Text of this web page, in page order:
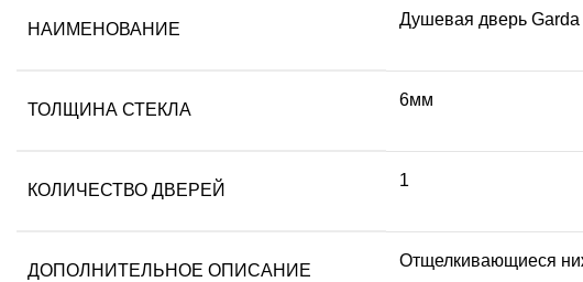
НАИМЕНОВАНИЕ
Душевая дверь Garda
ТОЛЩИНА СТЕКЛА
6мм
КОЛИЧЕСТВО ДВЕРЕЙ
1
ДОПОЛНИТЕЛЬНОЕ ОПИСАНИЕ
Отщелкивающиеся